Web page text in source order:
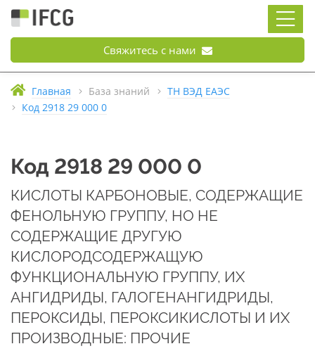
Свяжитесь с нами
Главная База знаний
ТН ВЭД ЕАЭС
Код 2918 29 000 0
Код 2918 29 000 0
КИСЛОТЫ КАРБОНОВЫЕ, СОДЕРЖАЩИЕ
ФЕНОЛЬНУЮ ГРУППУ, НО НЕ
СОДЕРЖАЩИЕ ДРУГУЮ
КИСЛОРОДСОДЕРЖАЩУЮ
ФУНКЦИОНАЛЬНУЮ ГРУППУ, ИХ
АНГИДРИДЫ, ГАЛОГЕНАНГИДРИДЫ,
ПЕРОКСИДЫ, ПЕРОКСИКИСЛОТЫ И ИХ
ПРОИЗВОДНЫЕ: ПРОЧИЕ